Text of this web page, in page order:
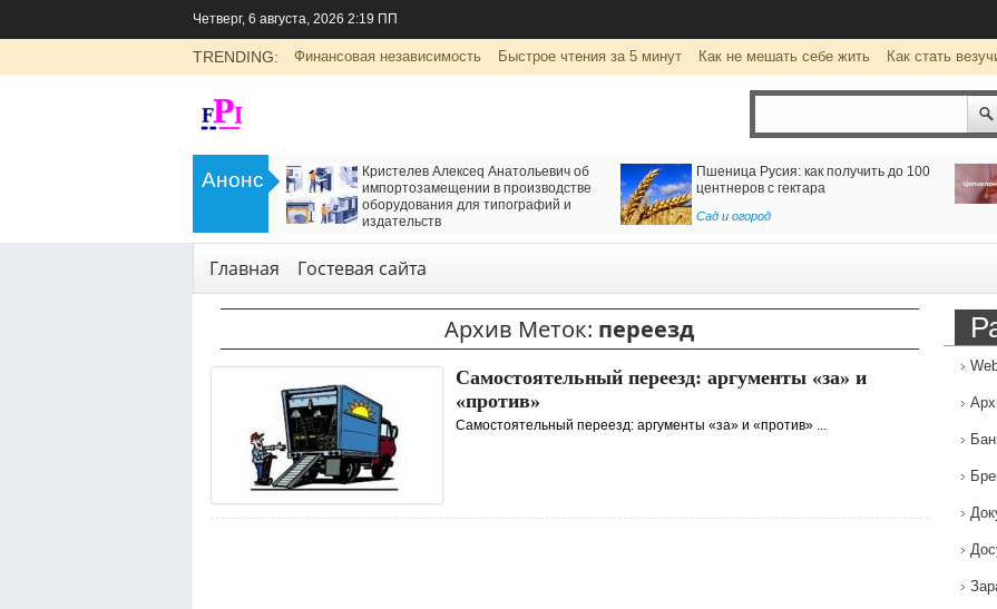
Четверг, 6 августа, 2026 2:19 ПП
TRENDING: Финансовая независимость Быстрое чтения за 5 минут Как не мешать себе жить Как стать
Анонс
LADA Largus: универсальный
семейный автомобиль с российским
Кристелев Алексеq Анатольевич об
импортозамещении в производстве
оборудования для типографий и
издательств
Пшеница Русия: как получить до 100
центнеров с гектара
Сад и огород
Главная Гостевая сайта
Архив Меток: переезд
Самостоятельный переезд: аргументы «за» и
«против»
Самостоятельный переезд: аргументы «за» и «против» ...